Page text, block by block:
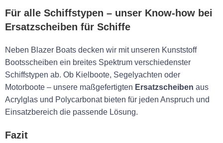
Für alle Schiffstypen – unser Know-how bei
Ersatzscheiben für Schiffe
Neben Blazer Boats decken wir mit unseren Kunststoff
Bootsscheiben ein breites Spektrum verschiedenster
Schiffstypen ab. Ob Kielboote, Segelyachten oder
Motorboote – unsere maßgefertigten Ersatzscheiben aus
Acrylglas und Polycarbonat bieten für jeden Anspruch und
Einsatzbereich die passende Lösung.
Fazit